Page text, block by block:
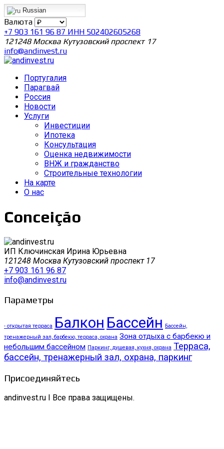
Russian
Валюта
+7 903 161 96 87 ИНН 502402605268
121248 Москва Кутузовский проспект 17
info@andinvest.ru
Португалия
Парагвай
Россия
Новости
Услуги
Инвестиции
Ипотека
Консультация
Оценка недвижимости
ВНЖ и гражданство
Строительные технологии
На карте
О нас
Conceição
ИП Ключинская Ирина Юрьевна
121248 Москва Кутузовский проспект 17
+7 903 161 96 87
info@andinvest.ru
Параметры
- открытая терраса Балкон Бассейн
Бассейн,
тренажерный зал, барбекю, терраса, охрана Зона отдыха с барбекю и
небольшим бассейном Паркинг, душевая, кухня, охрана Терраса,
бассейн, тренажерный зал, охрана, паркинг
Присоединяйтесь
andinvest.ru I Все права защищены.